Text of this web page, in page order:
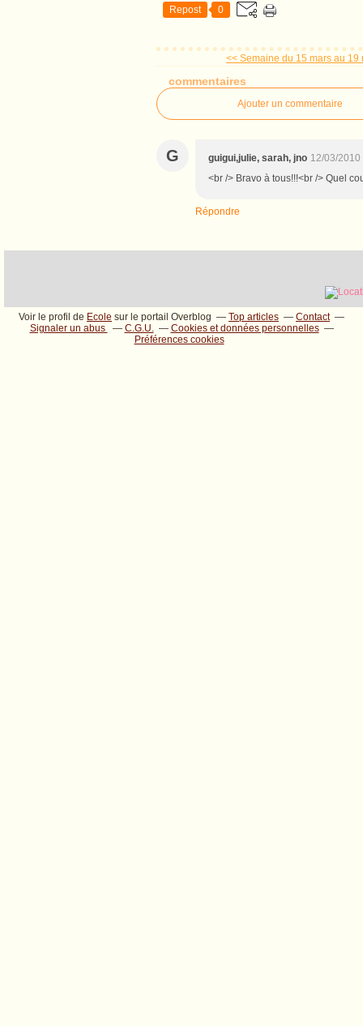
Repost 0
<< Semaine du 15 mars au 19
commentaires
Ajouter un commentaire
G guigui,julie, sarah, jno 12/03/2010
<br /> Bravo à tous!!!<br /> Quel
Répondre
Voir le profil de Ecole sur le portail Overblog Top articles
Contact
Signaler un abus
C.G.U.
Cookies et données personnelles
Préférences cookies